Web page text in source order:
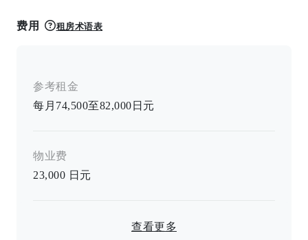
费用 租房术语表
参考租金
每月74,500至82,000日元
物业费
23,000 日元
查看更多